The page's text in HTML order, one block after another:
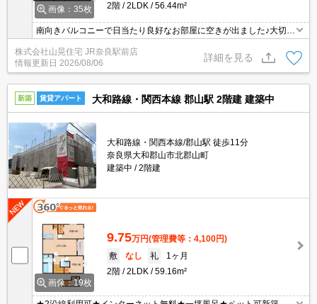
画像：35枚
2階
2LDK 56.44m²
南向きバルコニーで日当たり良好なお部屋に空きが出ました♪大切な
ペットと一緒に暮らせる物件☆来訪者の顔が確認できて安心なTVモ
ニターホンを完備☆追い焚き機能完備でお風呂最後までぽかぽかあ
ったか♪天気を気にせず洗濯できちゃう浴室乾燥機完備☆他にも独立
洗面台、室内洗濯機置き場、エアコン、お部屋の照明など設備充実
のお部屋♪
株式会社山晃住宅 JR奈良駅前店
情報更新日 2026/08/06
詳細を見る
新築 賃貸アパート 大和路線・関西本線 郡山駅 2階建 建築中
大和路線・関西本線/郡山駅 徒歩11分
奈良県大和郡山市北郡山町
建築中
2階建
画像：19枚
9.75万円(管理費等：4,100円)
敷
なし 礼
1ヶ月
2階
2LDK 59.16m²